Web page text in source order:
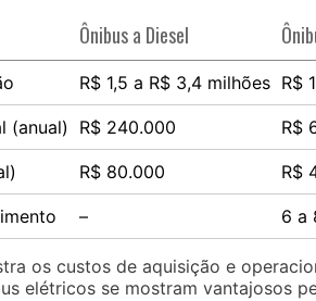
Ônibus a Diesel
R$ 1,5 a R$ 3,4 milhões R$
(anual) R$ 240.000 R$
R$ 80.000 R$
– 6 a
os custos de aquisição e
elétricos se mostram vantajosos